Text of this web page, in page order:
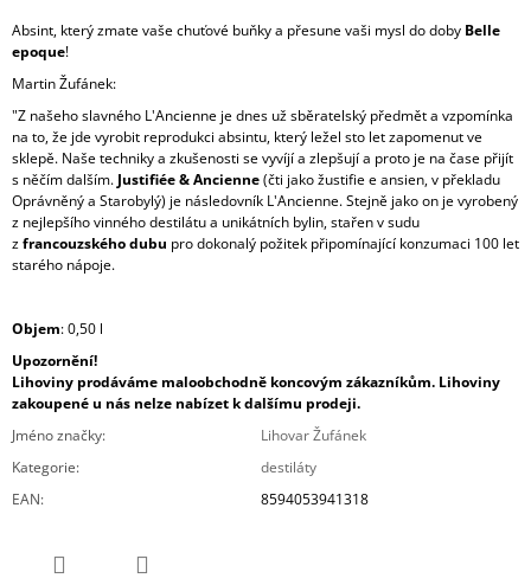
Absint, který zmate vaše chuťové buňky a přesune vaši mysl do doby Belle
epoque!
Martin Žufánek:
"Z našeho slavného L'Ancienne je dnes už sběratelský předmět a vzpomínka
na to, že jde vyrobit reprodukci absintu, který ležel sto let zapomenut ve
sklepě. Naše techniky a zkušenosti se vyvíjí a zlepšují a proto je na čase přijít
s něčím dalším. Justifiée & Ancienne(čti jako žustifie e ansien, v překladu
Oprávněný a Starobylý) je následovník L'Ancienne.Stejně jako on je vyrobený
z nejlepšího vinného destilátu a unikátních bylin, stařen v sudu
zfrancouzského dubu pro dokonalý požitek připomínající konzumaci 100 let
starého nápoje.
Objem: 0,50 l
Upozornění!
Lihoviny prodáváme maloobchodně koncovým zákazníkům. Lihoviny
zakoupené u nás nelze nabízet k dalšímu prodeji.
Jméno značky:
Lihovar Žufánek
Kategorie:
destiláty
EAN: 8594053941318